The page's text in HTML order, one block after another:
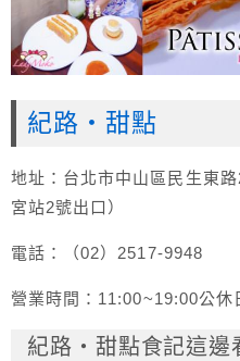
紀路・甜點
地址：台北市中山區民生東
宮站2號出口）
電話：（02）2517-9948
營業時間：11:00~19:00公休
紀路・甜點食記這邊